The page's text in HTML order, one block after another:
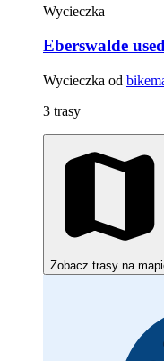
Wycieczka
Eberswalde
Wycieczka od
3 trasy
Zobacz trasy na